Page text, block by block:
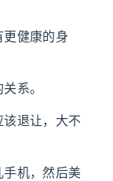
健康的身
系。
退让，大不
机，然后美